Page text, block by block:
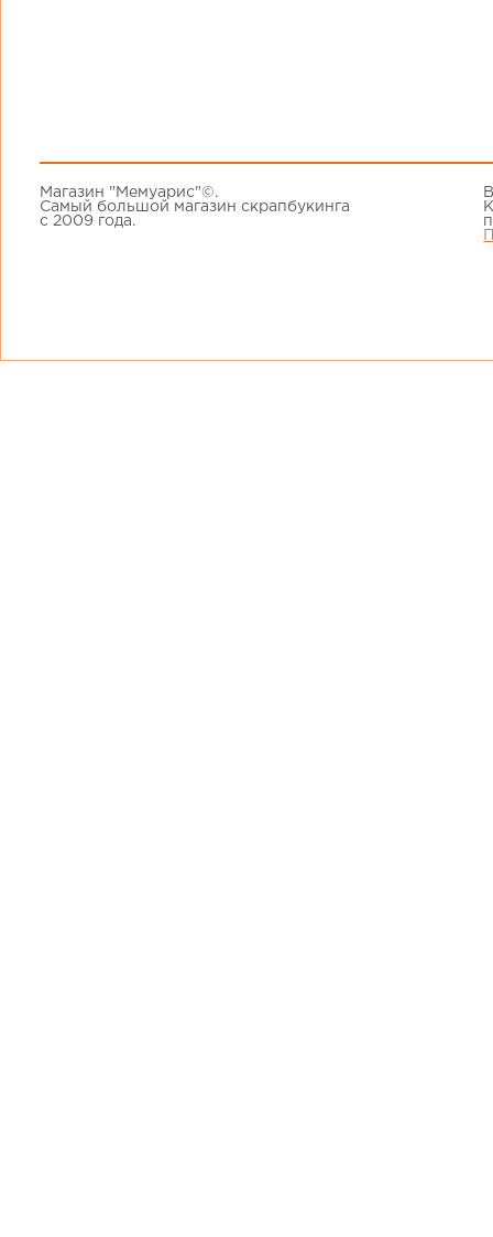
Магазин "Мемуарис"©.
Самый большой магазин скрапбукинга
с 2009 года.